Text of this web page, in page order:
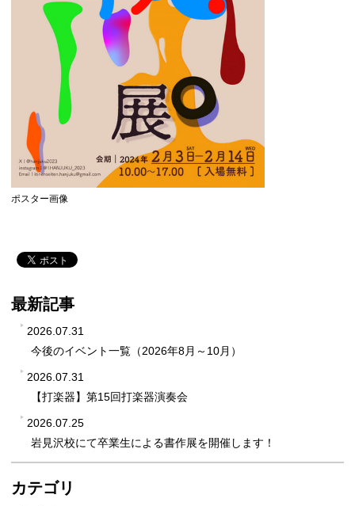
ポスター画像
最新記事
2026.07.31
今後のイベント一覧（2026年8月～10月）
2026.07.31
【打楽器】第15回打楽器演奏会
2026.07.25
岩見沢校にて卒業生による書作展を開催します！
カテゴリ